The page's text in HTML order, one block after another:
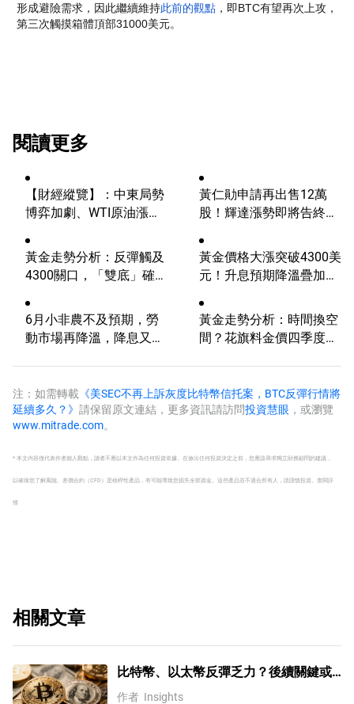
形成避險需求，因此繼續維持此前的觀點 ，即BTC有望再次上攻，
第三次觸摸箱體頂部31000美元。
閱讀更多
【財經縱覽】：中東局勢
博弈加劇、WTI原油漲超
率、美元反彈，道指終結
五連漲！
黃仁勛申請再出售12萬
股！輝達漲勢即將告終？
黃金走勢分析：反彈觸及
4300關口，「雙底」確立
黃金價格大漲突破4300美
元！升息預期降溫疊加央
6月小非農不及預期，勞
動市場再降溫，降息又邁
黃金走勢分析：時間換空
間？花旗料金價四季度上
注：如需轉載 《美SEC不再上訴灰度比特幣信托案，BTC反彈行情將
延續多久？》 請保留原文連結，更多資訊請訪問投資慧眼 ，或瀏覽
www.mitrade.com。
* 本文內容僅代表作者個人觀點，讀者不應以本文作為任何投資依據。在做出任何投資決定之前，您應該尋求獨立財務顧問的建議，
以確保您了解風險。 差價合約（CFD）是槓桿性產品，有可能導致您損失全部資金。這些產品並不適合所有人，請謹慎投資。 查閱詳
情
相關文章
比特幣、以太幣反彈乏力？後續關鍵或
需關注國際油價變化！
作者 Insights